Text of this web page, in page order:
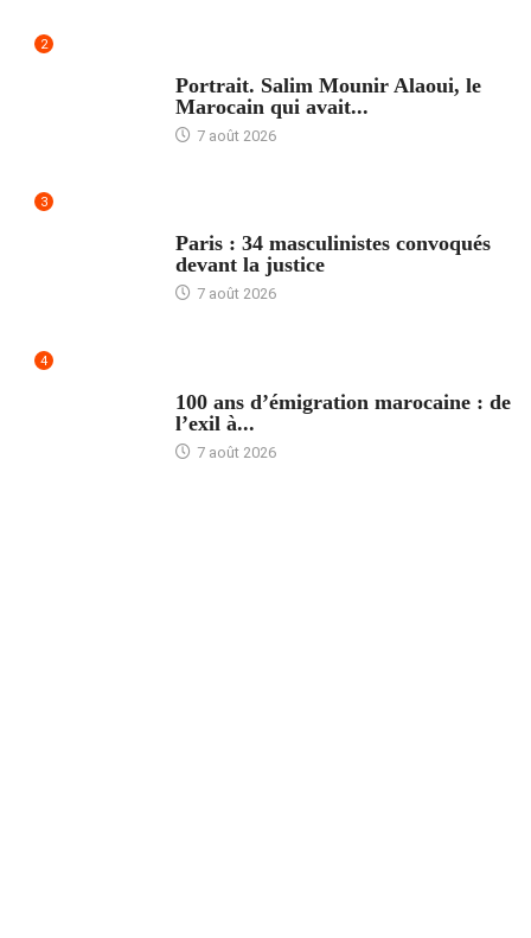
2
Portrait. Salim Mounir Alaoui, le
Marocain qui avait...
7 août 2026
3
Paris : 34 masculinistes convoqués
devant la justice
7 août 2026
4
100 ans d’émigration marocaine : de
l’exil à...
7 août 2026